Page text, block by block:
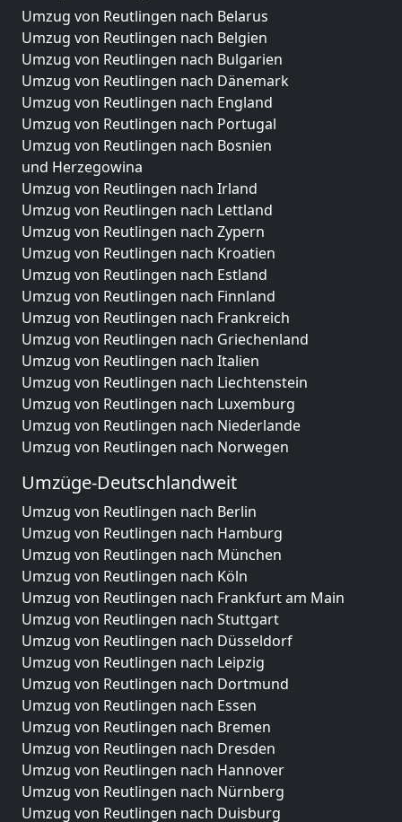
Umzug von Reutlingen nach Belarus
Umzug von Reutlingen nach Belgien
Umzug von Reutlingen nach Bulgarien
Umzug von Reutlingen nach Dänemark
Umzug von Reutlingen nach England
Umzug von Reutlingen nach Portugal
Umzug von Reutlingen nach Bosnien
und Herzegowina
Umzug von Reutlingen nach Irland
Umzug von Reutlingen nach Lettland
Umzug von Reutlingen nach Zypern
Umzug von Reutlingen nach Kroatien
Umzug von Reutlingen nach Estland
Umzug von Reutlingen nach Finnland
Umzug von Reutlingen nach Frankreich
Umzug von Reutlingen nach Griechenland
Umzug von Reutlingen nach Italien
Umzug von Reutlingen nach Liechtenstein
Umzug von Reutlingen nach Luxemburg
Umzug von Reutlingen nach Niederlande
Umzug von Reutlingen nach Norwegen
Umzüge-Deutschlandweit
Umzug von Reutlingen nach Berlin
Umzug von Reutlingen nach Hamburg
Umzug von Reutlingen nach München
Umzug von Reutlingen nach Köln
Umzug von Reutlingen nach Frankfurt am Main
Umzug von Reutlingen nach Stuttgart
Umzug von Reutlingen nach Düsseldorf
Umzug von Reutlingen nach Leipzig
Umzug von Reutlingen nach Dortmund
Umzug von Reutlingen nach Essen
Umzug von Reutlingen nach Bremen
Umzug von Reutlingen nach Dresden
Umzug von Reutlingen nach Hannover
Umzug von Reutlingen nach Nürnberg
Umzug von Reutlingen nach Duisburg